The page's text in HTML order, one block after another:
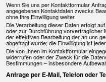
Wenn Sie uns per Kontaktformular
angegebenen Kontaktdaten zwecks
ohne Ihre Einwilligung weiter.
Die Verarbeitung dieser Daten erfolgt
oder zur Durchführung vorvertraglicher
der effektiven Bearbeitung der an uns
abgefragt wurde; die Einwilligung ist
Die von Ihnen im Kontaktformular
widerrufen oder der Zweck für die
Bestimmungen – insbesondere
Anfrage per E-Mail, Telefon oder